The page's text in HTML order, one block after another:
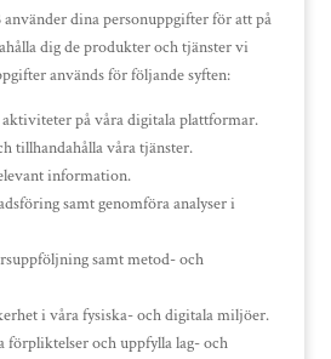
dina personuppgifter för att på
dig de produkter och tjänster vi
används för följande syften:
på våra digitala plattformar.
tillhandahålla våra tjänster.
information.
samt genomföra analyser i
samt metod- och
i våra fysiska- och digitala miljöer.
förpliktelser och uppfylla lag- och